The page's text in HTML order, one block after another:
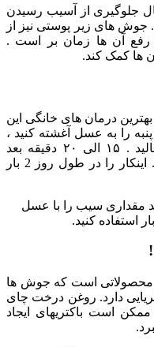
جلوگیری از آسیب رسیدن
جوش های زیر پوستی نیز از
آن ها زمان بر است .
ها کمک کند.
بهترین درمان های خانگی این
را به عسل آغشته کنید ،
سپس بر روی جوش های صورت بمالید . ۱۵ الی ۲۰ دقیقه بعد
صورتتان را با آب ولرم شستشو دهید. اینکار را در طول روز 2 بار
مقداری سیب را با عسل
استفاده کنید.
است که جوش ها
دارد. روغن درخت چای
است باکتریهای ایجاد